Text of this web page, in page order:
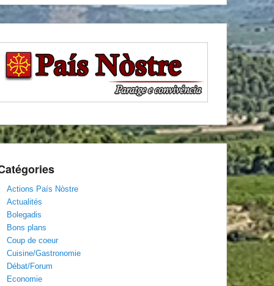
Actions País Nòstre
Actualités
Bolegadis
Bons plans
Coup de coeur
Cuisine/Gastronomie
Débat/Forum
Economie